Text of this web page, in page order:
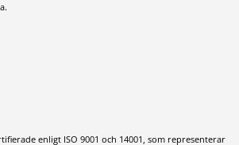
enligt ISO 9001 och 14001, som representerar